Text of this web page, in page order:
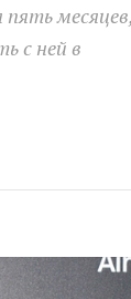
с ней в